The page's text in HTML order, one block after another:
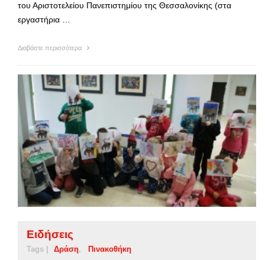
του Αριστοτελείου Πανεπιστημίου της Θεσσαλονίκης (στα
εργαστήρια …
Διαβάστε περισσότερα
Ειδήσεις
Tags | Δράση Πινακοθήκη